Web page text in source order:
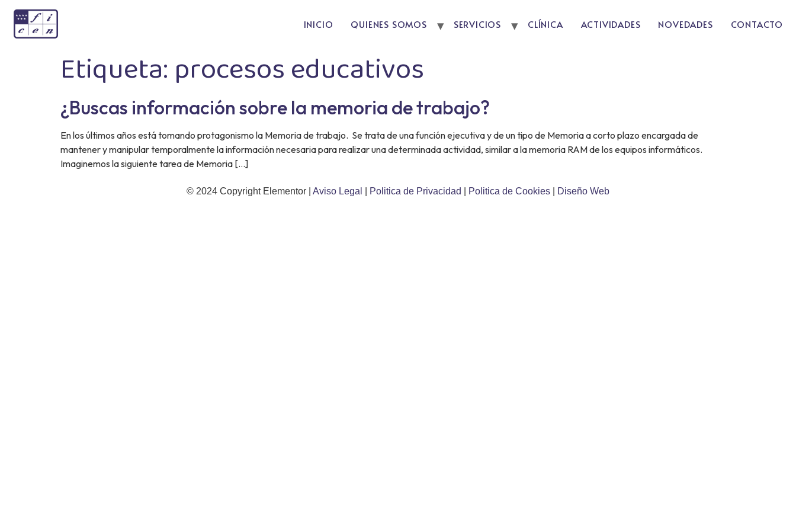
INICIO QUIENES SOMOS SERVICIOS CLÍNICA ACTIVIDADES NOVEDADES CONTACTO
Etiqueta: procesos educativos
¿Buscas información sobre la memoria de trabajo?
En los últimos años está tomando protagonismo la Memoria de trabajo. Se trata de una función ejecutiva y de un tipo de Memoria a corto plazo encargada de
mantener y manipular temporalmente la información necesaria para realizar una determinada actividad, similar a la memoria RAM de los equipos informáticos.
Imaginemos la siguiente tarea de Memoria […]
© 2024 Copyright Elementor | Aviso Legal Politica de Privacidad Politica de Cookies Diseño Web